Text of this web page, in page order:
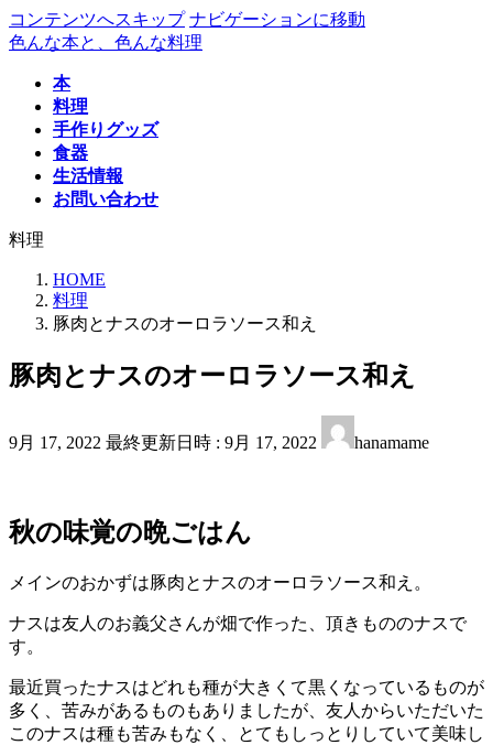
コンテンツへスキップ ナビゲーションに移動
色んな本と、色んな料理
本
料理
手作りグッズ
食器
生活情報
お問い合わせ
料理
HOME
料理
豚肉とナスのオーロラソース和え
豚肉とナスのオーロラソース和え
9月 17, 2022 最終更新日時 : 9月 17, 2022 hanamame
秋の味覚の晩ごはん
メインのおかずは豚肉とナスのオーロラソース和え。
ナスは友人のお義父さんが畑で作った、頂きもののナスで
す。
最近買ったナスはどれも種が大きくて黒くなっているものが
多く、苦みがあるものもありましたが、友人からいただいた
このナスは種も苦みもなく、とてもしっとりしていて美味し